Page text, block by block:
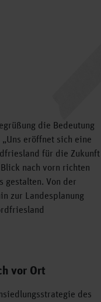
die Bedeutung
eröffnet sich eine
für die Zukunft
nach vorn richten
gestalten. Von der
zur Landesplanung
vor Ort
des